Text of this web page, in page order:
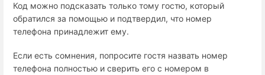
Код можно подсказать только тому гостю, который
обратился за помощью и подтвердил, что номер
телефона принадлежит ему.
Если есть сомнения, попросите гостя назвать номер
телефона полностью и сверить его с номером в